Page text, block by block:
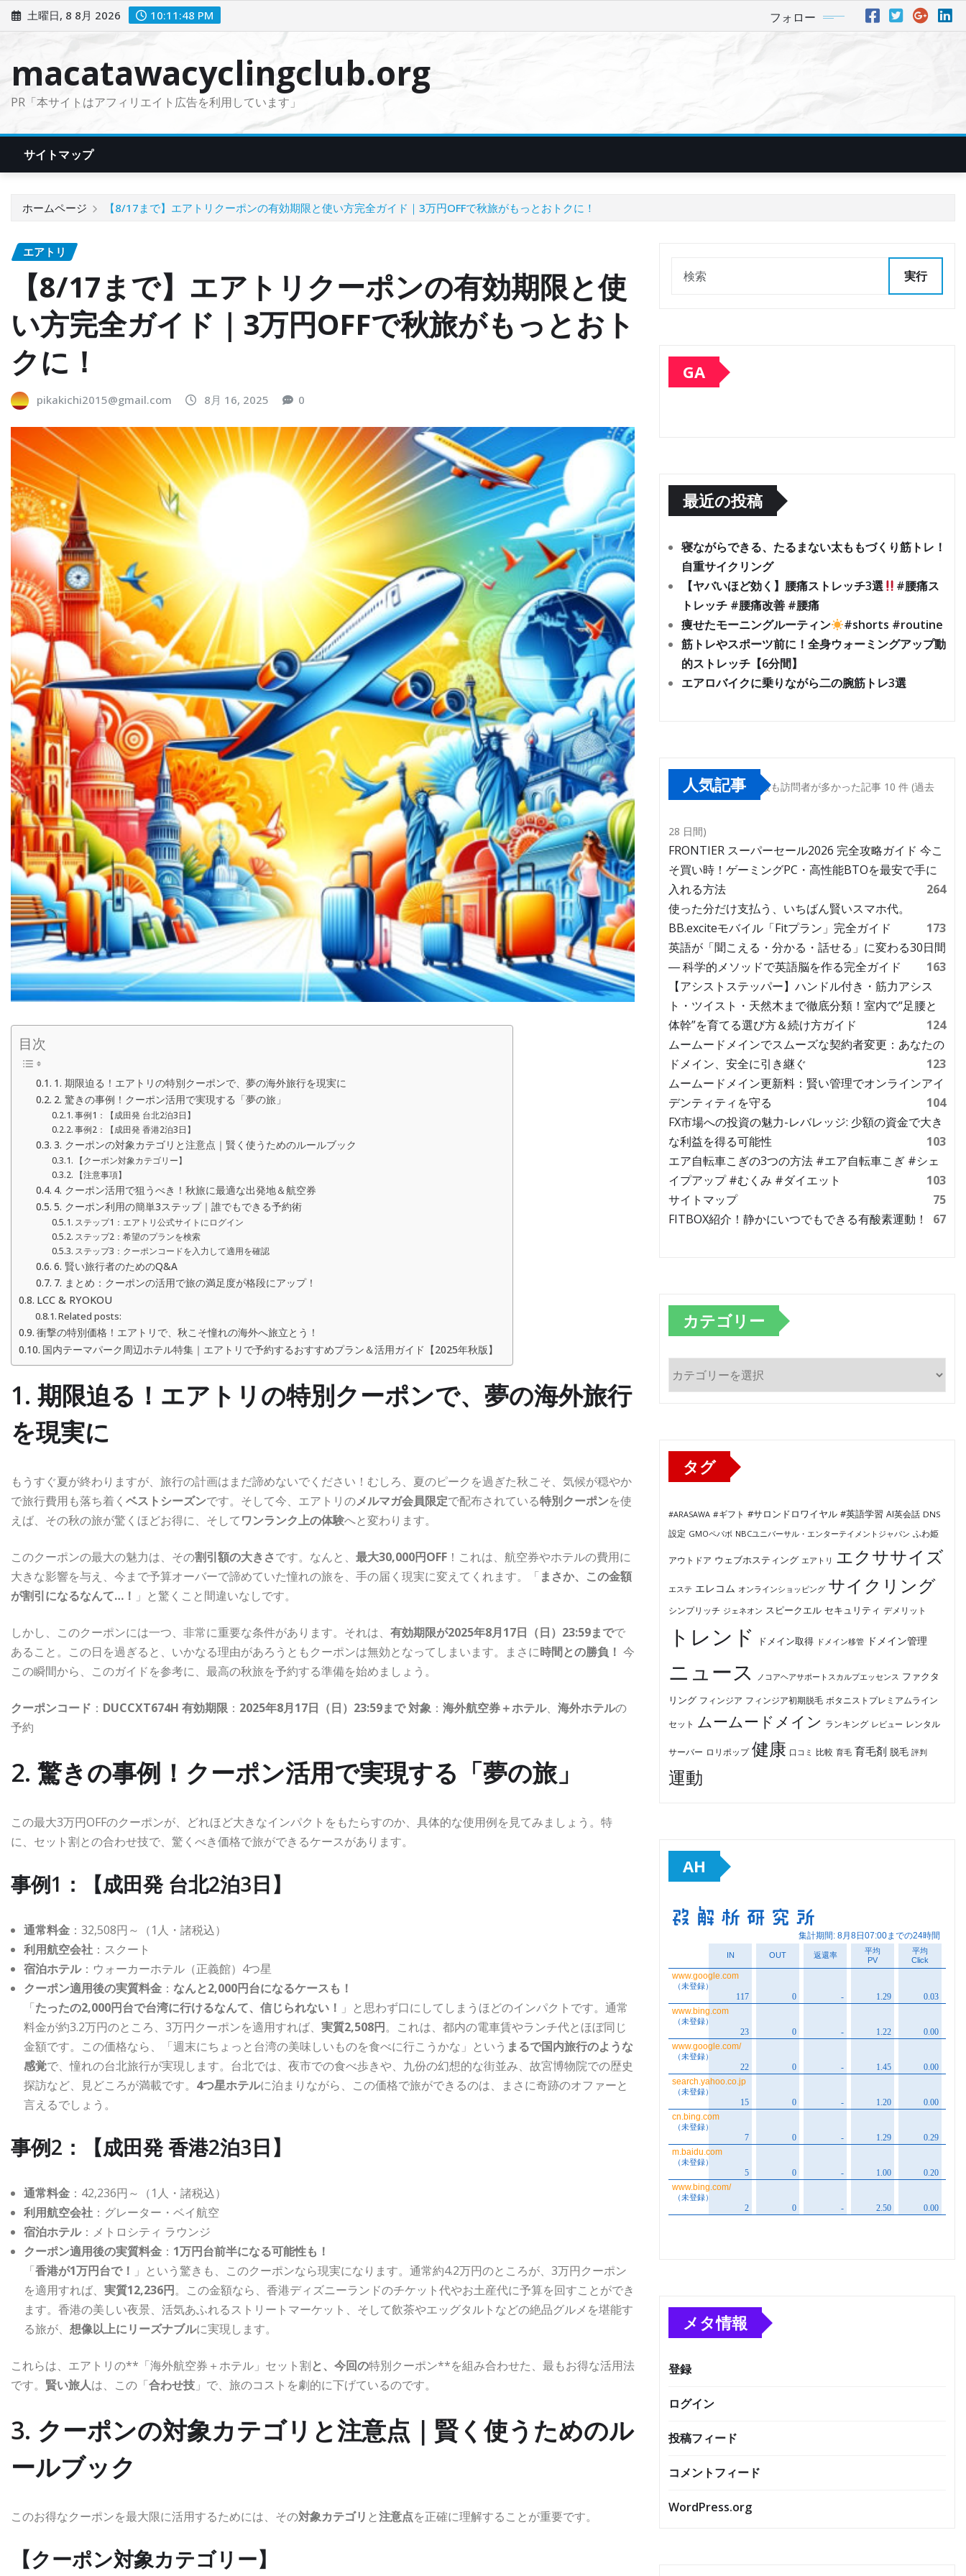
ン
土曜日, 8 8月 2026 10:11:49 PM フォロー
macatawacyclingclub.org
PR「本サイトはアフィリエイト広告を利用しています」
サイトマップ
ホームページ 【8/17まで】エアトリクーポンの有効期限と使い方完全ガイド｜3万円OFFで秋旅がもっとおトクに！
エアトリ
【8/17まで】エアトリクーポンの有効期限と使
い方完全ガイド｜3万円OFFで秋旅がもっとおト
クに！
pikakichi2015@gmail.com 8月 16, 2025 0
目次
1. 期限迫る！エアトリの特別クーポンで、夢の海外旅行を現実に
2. 驚きの事例！クーポン活用で実現する「夢の旅」
事例1：【成田発 台北2泊3日】
事例2：【成田発 香港2泊3日】
3. クーポンの対象カテゴリと注意点｜賢く使うためのルールブック
【クーポン対象カテゴリー】
【注意事項】
4. クーポン活用で狙うべき！秋旅に最適な出発地＆航空券
5. クーポン利用の簡単3ステップ｜誰でもできる予約術
ステップ1：エアトリ公式サイトにログイン
ステップ2：希望のプランを検索
ステップ3：クーポンコードを入力して適用を確認
6. 賢い旅行者のためのQ&A
7. まとめ：クーポンの活用で旅の満足度が格段にアップ！
LCC & RYOKOU
Related posts:
衝撃の特別価格！エアトリで、秋こそ憧れの海外へ旅立とう！
国内テーマパーク周辺ホテル特集｜エアトリで予約するおすすめプラン＆活用ガイド【2025年秋版】
1. 期限迫る！エアトリの特別クーポンで、夢の海外旅行
を現実に
もうすぐ夏が終わりますが、旅行の計画はまだ諦めないでください！むしろ、夏のピークを過ぎた秋こそ、気候が穏やか
で旅行費用も落ち着く ベストシーズンです。そして今、エアトリのメルマガ会員限定で配布されている特別クーポンを使
えば、その秋の旅が驚くほどお得に、そしてワンランク上の体験へと変わります。
このクーポンの最大の魅力は、その割引額の大きさです。なんと、 最大30,000円OFF ！これは、航空券やホテルの費用に
大きな影響を与え、今まで予算オーバーで諦めていた憧れの旅を、手の届く現実に変えてくれます。「まさか、この金額
が割引になるなんて…！ 」と驚くこと間違いなしです。
しかし、このクーポンには一つ、非常に重要な条件があります。それは、 有効期限が2025年8月17日（日）23:59までで
あること。この日を過ぎると、いかなる理由があろうともクーポンは無効となってしまいます。まさに時間との勝負！ 今
この瞬間から、このガイドを参考に、最高の秋旅を予約する準備を始めましょう。
クーポンコード ： DUCCXT674H 有効期限 ： 2025年8月17日（日）23:59まで対象 ： 海外航空券＋ホテル、 海外ホテルの
予約
2. 驚きの事例！クーポン活用で実現する「夢の旅」
この最大3万円OFFのクーポンが、どれほど大きなインパクトをもたらすのか、具体的な使用例を見てみましょう。特
に、セット割との合わせ技で、驚くべき価格で旅ができるケースがあります。
事例1：【成田発 台北2泊3日】
通常料金 ：32,508円～（1人・諸税込）
利用航空会社 ：スクート
宿泊ホテル：ウォーカーホテル（正義館）4つ星
クーポン適用後の実質料金 ： なんと2,000円台になるケースも！
「たったの2,000円台で台湾に行けるなんて、信じられない！ 」と思わず口にしてしまうほどのインパクトです。通常
料金が約3.2万円のところ、3万円クーポンを適用すれば、 実質2,508円。これは、都内の電車賃やランチ代とほぼ同じ
金額です。この価格なら、「週末にちょっと台湾の美味しいものを食べに行こうかな」という まるで国内旅行のような
感覚で、憧れの台北旅行が実現します。台北では、夜市での食べ歩きや、九份の幻想的な街並み、故宮博物院での歴史
探訪など、見どころが満載です。 4つ星ホテルに泊まりながら、この価格で旅ができるのは、まさに奇跡のオファーと
言えるでしょう。
事例2：【成田発 香港2泊3日】
通常料金 ：42,236円～（1人・諸税込）
利用航空会社 ：グレーター・ベイ航空
宿泊ホテル：メトロシティ ラウンジ
クーポン適用後の実質料金 ： 1万円台前半になる可能性も！
「香港が1万円台で！ 」という驚きも、このクーポンなら現実になります。通常約4.2万円のところが、3万円クーポン
を適用すれば、 実質12,236円。この金額なら、香港ディズニーランドのチケット代やお土産代に予算を回すことができ
ます。香港の美しい夜景、活気あふれるストリートマーケット、そして飲茶やエッグタルトなどの絶品グルメを堪能す
る旅が、 想像以上にリーズナブルに実現します。
これらは、エアトリの**「海外航空券＋ホテル」セット割と、今回の特別クーポン**を組み合わせた、最もお得な活用法
です。 賢い旅人は、この「合わせ技 」で、旅のコストを劇的に下げているのです。
3. クーポンの対象カテゴリと注意点｜賢く使うためのル
ールブック
このお得なクーポンを最大限に活用するためには、その対象カテゴリ と注意点を正確に理解することが重要です。
【クーポン対象カテゴリー】
実行
GA
最近の投稿
寝ながらできる、たるまない太ももづくり筋トレ！
自重サイクリング
【ヤバいほど効く】腰痛ストレッチ3選
#腰痛ス
トレッチ #腰痛改善 #腰痛
痩せたモーニングルーティン
#shorts #routine
筋トレやスポーツ前に！全身ウォーミングアップ動
的ストレッチ【6分間】
エアロバイクに乗りながら二の腕筋トレ3選
人気記事 最も訪問者が多かった記事 10 件 (過去
28 日間)
FRONTIER スーパーセール2026 完全攻略ガイド 今こ
そ買い時！ゲーミングPC・高性能BTOを最安で手に
入れる方法
264
使った分だけ支払う、いちばん賢いスマホ代。
BB.exciteモバイル「Fitプラン」完全ガイド
173
英語が「聞こえる・分かる・話せる」に変わる30日間
― 科学的メソッドで英語脳を作る完全ガイド
163
【アシストステッパー】ハンドル付き・筋力アシス
ト・ツイスト・天然木まで徹底分類！室内で“足腰と
体幹”を育てる選び方＆続け方ガイド
124
ムームードメインでスムーズな契約者変更：あなたの
ドメイン、安全に引き継ぐ
123
ムームードメイン更新料：賢い管理でオンラインアイ
デンティティを守る
104
FX市場への投資の魅力-レバレッジ: 少額の資金で大き
な利益を得る可能性
103
エア自転車こぎの3つの方法 #エア自転車こぎ #シェ
イプアップ #むくみ #ダイエット
103
サイトマップ
75
FITBOX紹介！静かにいつでもできる有酸素運動！
67
カテゴリー
テ
タグ
#ARASAWA #ギフト #サロンドロワイヤル #英語学習 AI英会話 DNS
設定 GMOペパボ NBCユニバーサル・エンターテイメントジャパン ふわ姫
アウトドア ウェブホスティング エアトリ エクササイズ
エステ エレコム オンラインショッピング サイクリング
シンプリッチ ジェネオン スピークエル セキュリティ デメリット
トレンド ドメイン取得 ドメイン移管 ドメイン管理
ニュース ノコアヘアサポートスカルプエッセンス ファクタ
リング フィンジア フィンジア初期脱毛 ボタニストプレミアムライン
セット ムームードメイン ランキング レビュー レンタル
サーバー ロリポップ 健康 口コミ 比較 育毛 育毛剤 脱毛 評判
運動
AH
メタ情報
登録
ログイン
投稿フィード
コメントフィード
WordPress.org